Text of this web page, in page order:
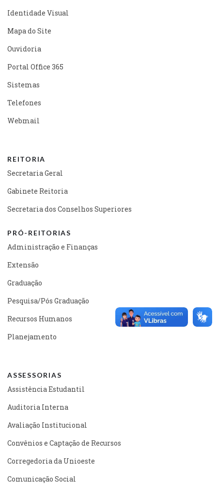
Identidade Visual
Mapa do Site
Ouvidoria
Portal Office 365
Sistemas
Telefones
Webmail
REITORIA
Secretaria Geral
Gabinete Reitoria
Secretaria dos Conselhos Superiores
PRÓ-REITORIAS
Administração e Finanças
Extensão
Graduação
Pesquisa/Pós Graduação
Recursos Humanos
Planejamento
ASSESSORIAS
Assistência Estudantil
Auditoria Interna
Avaliação Institucional
Convênios e Captação de Recursos
Corregedoria da Unioeste
Comunicação Social